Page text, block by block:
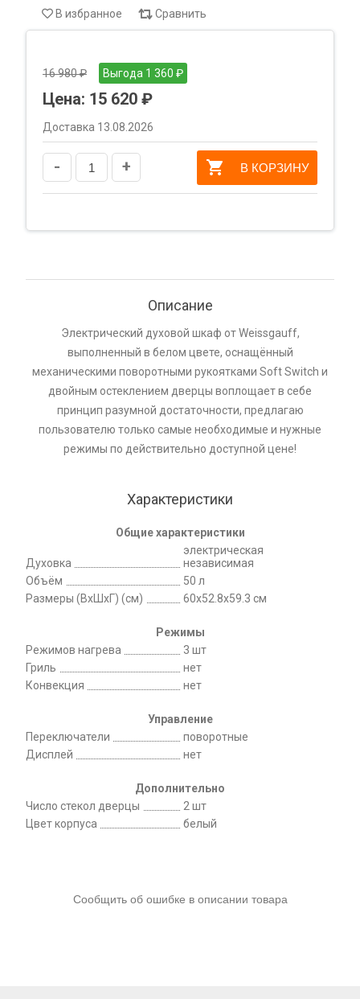
В избранное Сравнить
16 980 ₽ Выгода 1 360 ₽
Цена: 15 620 ₽
Доставка 13.08.2026
- + В КОРЗИНУ
Описание
Электрический духовой шкаф от Weissgauff,
выполненный в белом цвете, оснащённый
механическими поворотными рукоятками Soft Switch и
двойным остеклением дверцы воплощает в себе
принцип разумной достаточности, предлагаю
пользователю только самые необходимые и нужные
режимы по действительно доступной цене!
Характеристики
Общие характеристики
Духовка
электрическая
независимая
Объём
50 л
Размеры (ВхШхГ) (см)
60x52.8x59.3 см
Режимы
Режимов нагрева
3 шт
Гриль
нет
Конвекция
нет
Управление
Переключатели
поворотные
Дисплей
нет
Дополнительно
Число стекол дверцы
2 шт
Цвет корпуса
белый
Сообщить об ошибке в описании товара